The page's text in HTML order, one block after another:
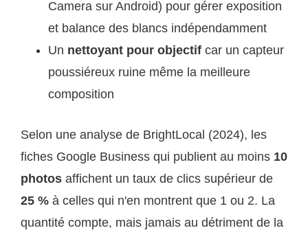
Camera sur Android) pour gérer exposition
et balance des blancs indépendamment
Un nettoyant pour objectif car un capteur
poussiéreux ruine même la meilleure
composition
Selon une analyse de BrightLocal (2024), les
fiches Google Business qui publient au moins 10
photos affichent un taux de clics supérieur de
25 % à celles qui n'en montrent que 1 ou 2. La
quantité compte, mais jamais au détriment de la